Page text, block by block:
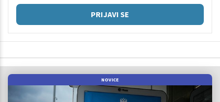
PRIJAVI SE
NOVICE